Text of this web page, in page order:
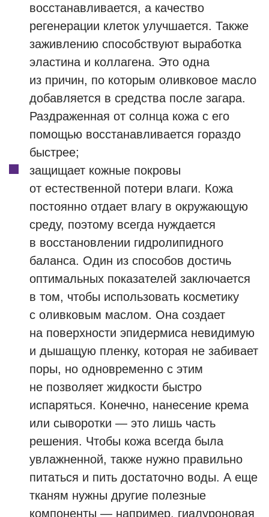
восстанавливается, а качество
регенерации клеток улучшается. Также
заживлению способствуют выработка
эластина и коллагена. Это одна
из причин, по которым оливковое масло
добавляется в средства после загара.
Раздраженная от солнца кожа с его
помощью восстанавливается гораздо
быстрее;
защищает кожные покровы
от естественной потери влаги. Кожа
постоянно отдает влагу в окружающую
среду, поэтому всегда нуждается
в восстановлении гидролипидного
баланса. Один из способов достичь
оптимальных показателей заключается
в том, чтобы использовать косметику
с оливковым маслом. Она создает
на поверхности эпидермиса невидимую
и дышащую пленку, которая не забивает
поры, но одновременно с этим
не позволяет жидкости быстро
испаряться. Конечно, нанесение крема
или сыворотки — это лишь часть
решения. Чтобы кожа всегда была
увлажненной, также нужно правильно
питаться и пить достаточно воды. А еще
тканям нужны другие полезные
компоненты — например, гиалуроновая